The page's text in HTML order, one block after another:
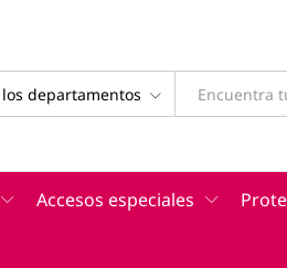
los departamentos
Accesos especiales